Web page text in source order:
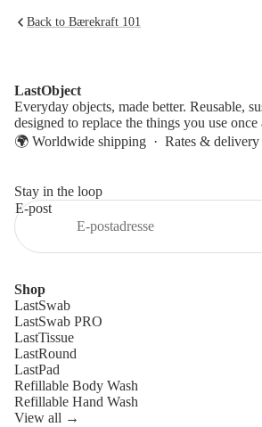
Back to Bærekraft 101
LastObject
Everyday objects, made better. Reusable,
designed to replace the things you use
🌍 Worldwide shipping · Rates &
Stay in the loop
E-post
Shop
LastSwab
LastSwab PRO
LastTissue
LastRound
LastPad
Refillable Body Wash
Refillable Hand Wash
View all →